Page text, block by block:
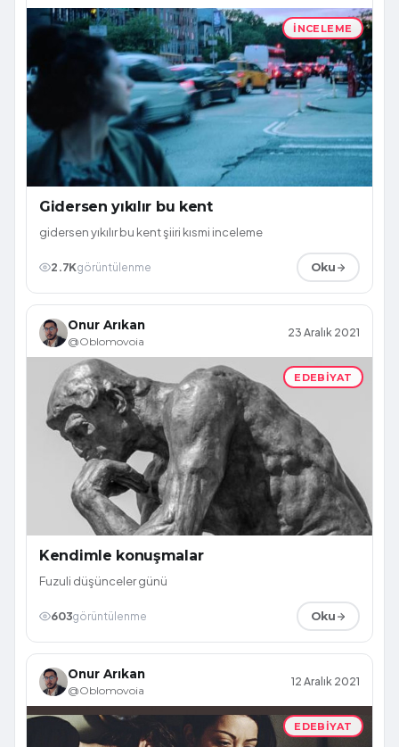
İNCELEME
Gidersen yıkılır bu kent
gidersen yıkılır bu kent şiiri kısmi inceleme
2.7Kgörüntülenme Oku
Onur Arıkan
@Oblomovoia
23 Aralık 2021
EDEBIYAT
Kendimle konuşmalar
Fuzuli düşünceler günü
603görüntülenme Oku
Onur Arıkan
@Oblomovoia
12 Aralık 2021
EDEBIYAT